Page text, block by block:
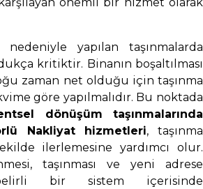
yapılan taşınmalarda
kritiktir. Binanın boşaltılması
zaman net olduğu için taşınma
göre yapılmalıdır. Bu noktada
dönüşüm taşınmalarında
Nakliyat hizmetleri, taşınma
ilerlemesine yardımcı olur.
taşınması ve yeni adrese
bir sistem içerisinde